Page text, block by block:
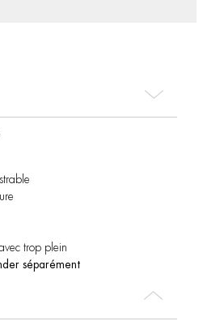
trop plein
séparément